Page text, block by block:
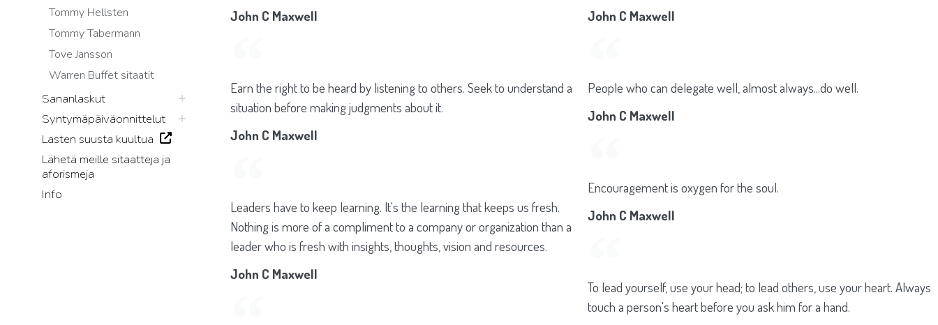
Tommy Hellsten
Tommy Tabermann
Tove Jansson
Warren Buffet sitaatit
Sananlaskut
Syntymäpäiväonnittelut
Lasten suusta kuultua
Lähetä meille sitaatteja ja
aforismeja
Info
John C Maxwell
Earn the right to be heard by listening to others. Seek to understand a
situation before making judgments about it.
John C Maxwell
Leaders have to keep learning. It's the learning that keeps us fresh.
Nothing is more of a compliment to a company or organization than a
leader who is fresh with insights, thoughts, vision and resources.
John C Maxwell
John C Maxwell
People who can delegate well, almost always...do well.
John C Maxwell
Encouragement is oxygen for the soul.
John C Maxwell
To lead yourself, use your head; to lead others, use your heart. Always
touch a person's heart before you ask him for a hand.